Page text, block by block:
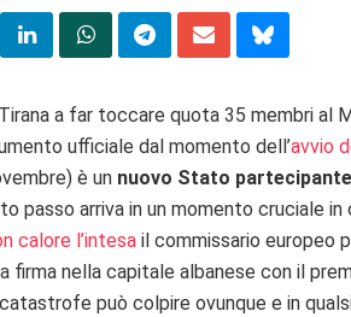
a far toccare quota 35 membri al
ufficiale dal momento dell’avvio
è un nuovo Stato
passo arriva in un momento cruciale
calore l’intesa il commissario europeo
firma nella capitale albanese con il
catastrofe può colpire ovunque e in